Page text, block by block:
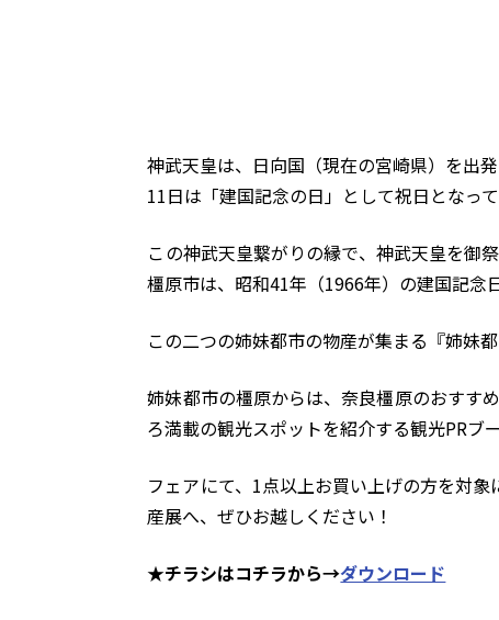
神武天皇は、日向国（現在の宮崎県）を出
11日は「建国記念の日」として祝日となって
この神武天皇繋がりの縁で、神武天皇を御
橿原市は、昭和41年（1966年）の建国記念
この二つの姉妹都市の物産が集まる『姉妹
姉妹都市の橿原からは、奈良橿原のおすす
ろ満載の観光スポットを紹介する観光PRブ
フェアにて、1点以上お買い上げの方を対
産展へ、ぜひお越しください！
★チラシはコチラから→ダウンロード